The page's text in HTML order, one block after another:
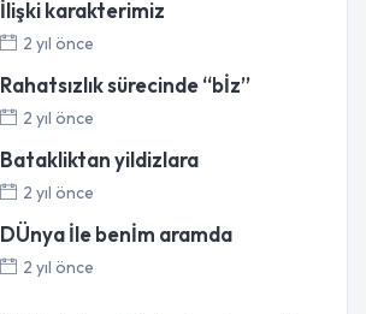
İlişki karakterimiz
2 yıl önce
Rahatsızlık sürecinde “bİz”
2 yıl önce
Batakliktan yildizlara
2 yıl önce
DÜnya İle benİm aramda
2 yıl önce